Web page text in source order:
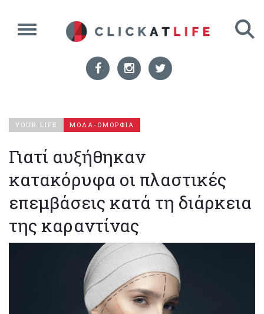
YOUR LIFE ΜΟΔΑ-ΟΜΟΡΦΙΑ
Γιατί αυξήθηκαν
κατακόρυφα οι πλαστικές
επεμβάσεις κατά τη διάρκεια
της καραντίνας